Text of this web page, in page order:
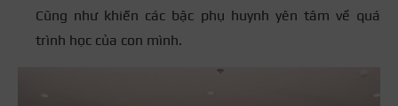
Cũng như khiến các bậc phụ huynh yên tâm về quá
trình học của con mình.